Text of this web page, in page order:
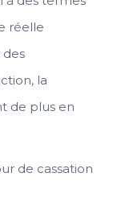
réelle
la
de plus en
de cassation